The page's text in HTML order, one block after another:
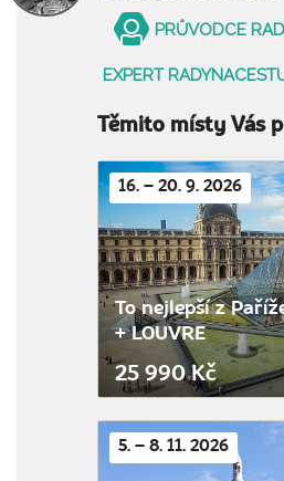
PRŮVODCE
EXPERT
Těmito místy Vás
16. – 20. 9. 2026
To nejlepší z
+ LOUVRE
25 990 Kč
5. – 8. 11. 2026